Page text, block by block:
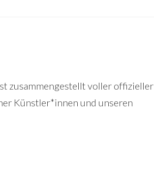
zusammengestellt voller offizieller
Künstler*innen und unseren